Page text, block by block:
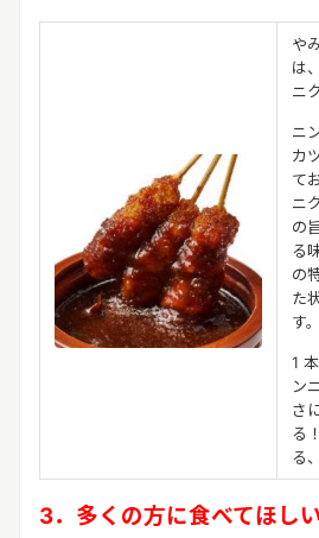
や
は
ニ
ニ
カ
て
ニ
の
る
の
た
す。
1
ン
さ
る
る
3．多くの方に食べてほし